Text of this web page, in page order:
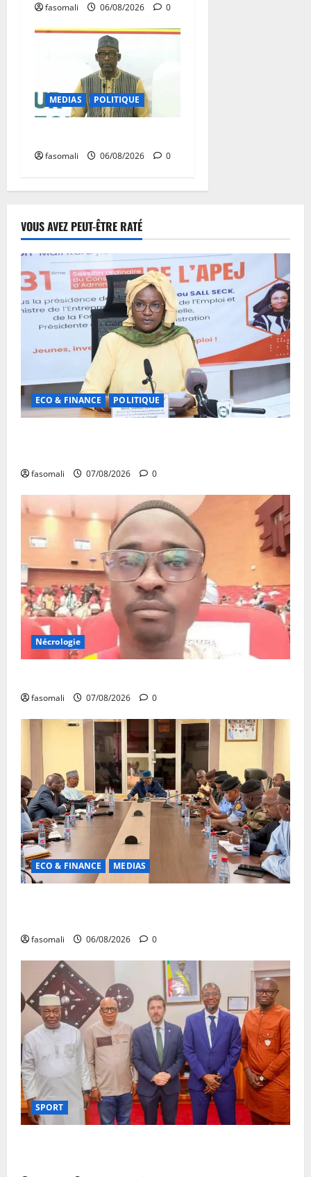
fasomali 06/08/2026 0
MEDIAS POLITIQUE
fasomali 06/08/2026 0
VOUS AVEZ PEUT-ÊTRE RATÉ
ECO & FINANCE POLITIQUE
fasomali 07/08/2026 0
Nécrologie
fasomali 07/08/2026 0
ECO & FINANCE MEDIAS
fasomali 06/08/2026 0
SPORT